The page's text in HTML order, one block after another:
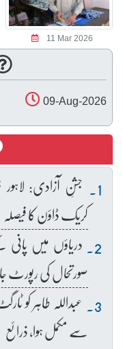
11 Mar 2026
09-Aug-2026
جشنِ آزادی:
کریک ڈاؤن کا فیصلہ
دریاؤں میں
صورتحال کی رپورٹ
عبداللہ طاہر کو
سے مکمل ہوا، ذرائع